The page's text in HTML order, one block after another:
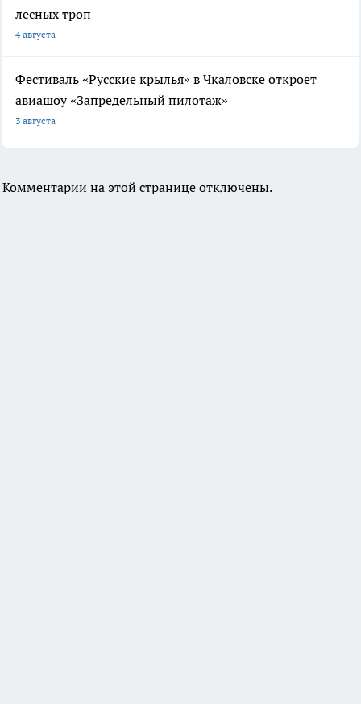
лесных троп
4 августа
Фестиваль «Русские крылья» в Чкаловске откроет
авиашоу «Запредельный пилотаж»
3 августа
Комментарии на этой странице отключены.